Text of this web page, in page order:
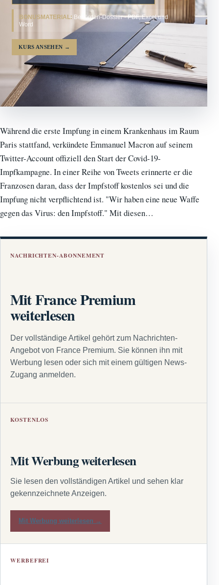
BONUSMATERIAL: Behörden-Dossier · PDF, Excel und
Word
KURS ANSEHEN →
Während die erste Impfung in einem Krankenhaus im Raum
Paris stattfand, verkündete Emmanuel Macron auf seinem
Twitter-Account offiziell den Start der Covid-19-
Impfkampagne. In einer Reihe von Tweets erinnerte er die
Franzosen daran, dass der Impfstoff kostenlos sei und die
Impfung nicht verpflichtend ist. "Wir haben eine neue Waffe
gegen das Virus: den Impfstoff." Mit diesen…
NACHRICHTEN-ABONNEMENT
Mit France Premium
weiterlesen
Der vollständige Artikel gehört zum Nachrichten-
Angebot von France Premium. Sie können ihn mit
Werbung lesen oder sich mit einem gültigen News-
Zugang anmelden.
KOSTENLOS
Mit Werbung weiterlesen
Sie lesen den vollständigen Artikel und sehen klar
gekennzeichnete Anzeigen.
Mit Werbung weiterlesen →
WERBEFREI